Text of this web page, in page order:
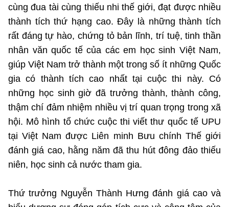
cùng đua tài cùng thiếu nhi thế giới, đạt được nhiều
thành tích thứ hạng cao. Đây là những thành tích
rất đáng tự hào, chứng tỏ bản lĩnh, trí tuệ, tinh thần
nhân văn quốc tế của các em học sinh Việt Nam,
giúp Việt Nam trở thành một trong số ít những Quốc
gia có thành tích cao nhất tại cuộc thi này. Có
những học sinh giờ đã trưởng thành, thành công,
thậm chí đảm nhiệm nhiều vị trí quan trọng trong xã
hội. Mô hình tổ chức cuộc thi viết thư quốc tế UPU
tại Việt Nam được Liên minh Bưu chính Thế giới
đánh giá cao, hằng năm đã thu hút đông đảo thiếu
niên, học sinh cả nước tham gia.
Thứ trưởng Nguyễn Thành Hưng đánh giá cao và